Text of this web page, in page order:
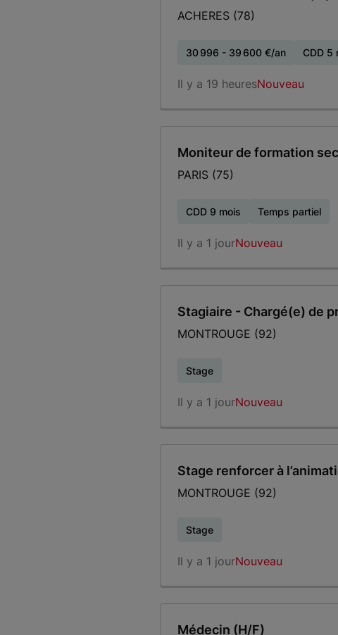
ACHERES (78)
30 996 - 39 600 €/an CDD 5
Il y a 19 heuresNouveau
Moniteur de formation
PARIS (75)
CDD 9 mois Temps partiel
Il y a 1 jourNouveau
Stagiaire - Chargé(e) de
MONTROUGE (92)
Stage
Il y a 1 jourNouveau
Stage renforcer à
MONTROUGE (92)
Stage
Il y a 1 jourNouveau
Médecin (H/F)